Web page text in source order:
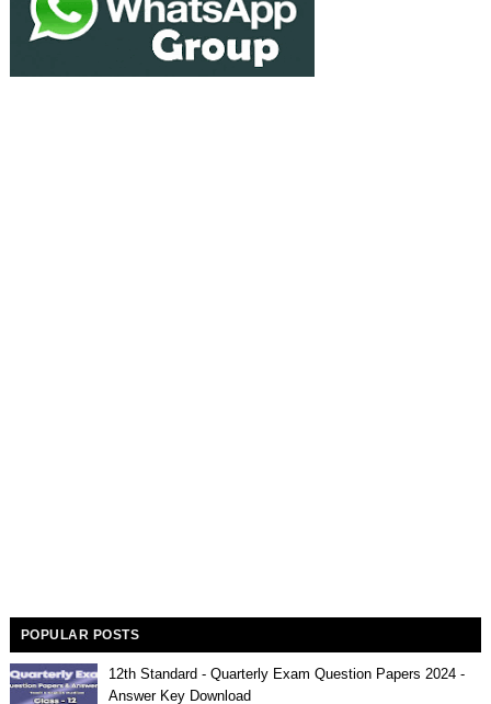
POPULAR POSTS
12th Standard - Quarterly Exam Question Papers 2024 -
Answer Key Download